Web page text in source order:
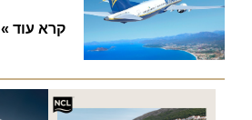
קרא עוד »